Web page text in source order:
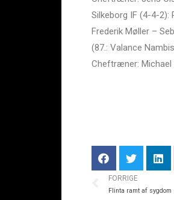
Silkeborg IF (4-4-2):
Frederik Møller –
(87.: Valance
Cheftræner: Michael
FORRIGE
Flinta ramt af